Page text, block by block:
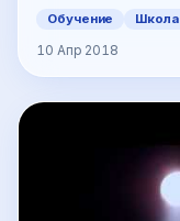
Обучение Школа
10 Апр 2018